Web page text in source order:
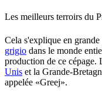
Les meilleurs terroirs du
Cela s'explique en
grigio dans le monde
production de ce cépage.
Unis et la Grande-
appelée «Greej».